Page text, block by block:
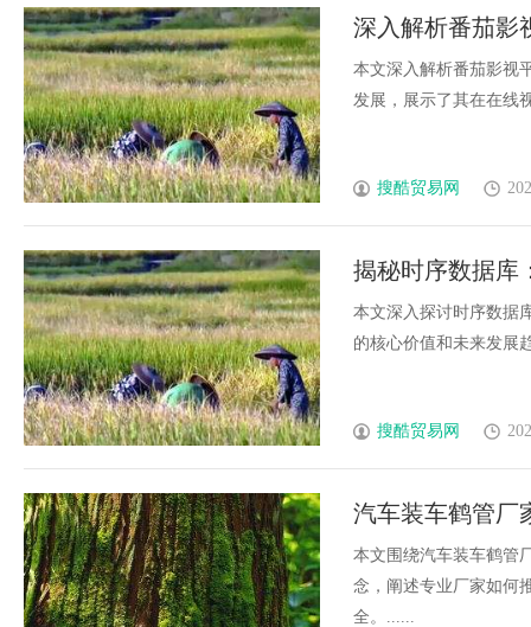
深入解析番茄影
趋势
本文深入解析番茄影视
发展，展示了其在在线
搜酷贸易网
揭秘时序数据库
本文深入探讨时序数据
的核心价值和未来发展
搜酷贸易网
汽车装车鹤管厂
本文围绕汽车装车鹤管
念，阐述专业厂家如何
全。......